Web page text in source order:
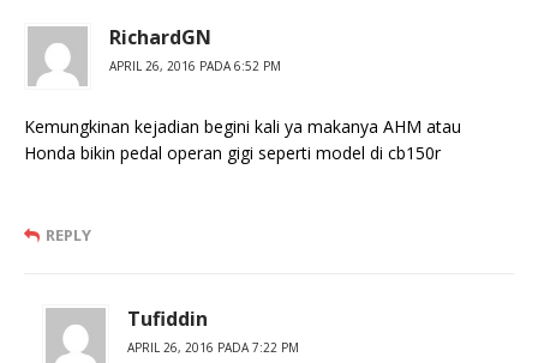
RichardGN
APRIL 26, 2016 PADA 6:52 PM
Kemungkinan kejadian begini kali ya makanya AHM atau
Honda bikin pedal operan gigi seperti model di cb150r
REPLY
Tufiddin
APRIL 26, 2016 PADA 7:22 PM